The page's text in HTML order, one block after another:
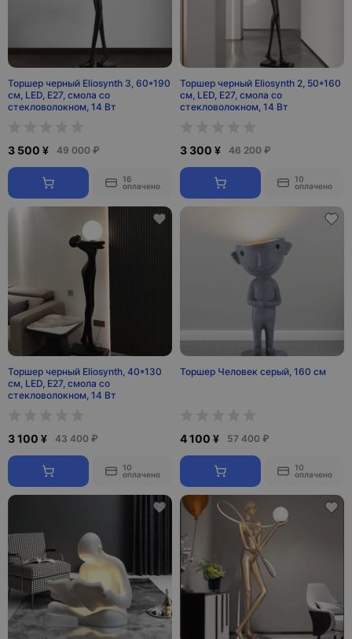
Торшер черный Eliosynth 3, 60*190
см, LED, Е27, смола со
стекловолокном, 14 Вт
3 500 ¥ 49 000 ₽
16
оплачено
Торшер черный Eliosynth 2, 50*160
см, LED, Е27, смола со
стекловолокном, 14 Вт
3 300 ¥ 46 200 ₽
10
оплачено
Торшер черный Eliosynth, 40*130
см, LED, Е27, смола со
стекловолокном, 14 Вт
3 100 ¥ 43 400 ₽
10
оплачено
Торшер Человек серый, 160 см
4 100 ¥ 57 400 ₽
10
оплачено